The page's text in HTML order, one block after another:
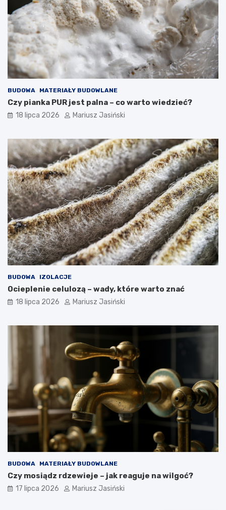
BUDOWA MATERIAŁY BUDOWLANE
Czy pianka PUR jest palna – co warto wiedzieć?
18 lipca 2026 Mariusz Jasiński
BUDOWA IZOLACJE
Ocieplenie celulozą – wady, które warto znać
18 lipca 2026 Mariusz Jasiński
BUDOWA MATERIAŁY BUDOWLANE
Czy mosiądz rdzewieje – jak reaguje na wilgoć?
17 lipca 2026 Mariusz Jasiński